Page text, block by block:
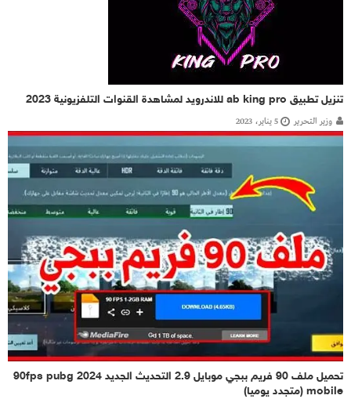
تنزيل تطبيق ab king pro للاندرويد لمشاهدة القنوات التلفزيونية 2023
وزير التحرير 5 يناير، 2023
تحميل ملف 90 فريم ببجي موبايل 2.9 التحديث الجديد 2024 90fps pubg
mobile (متجدد يوميا)